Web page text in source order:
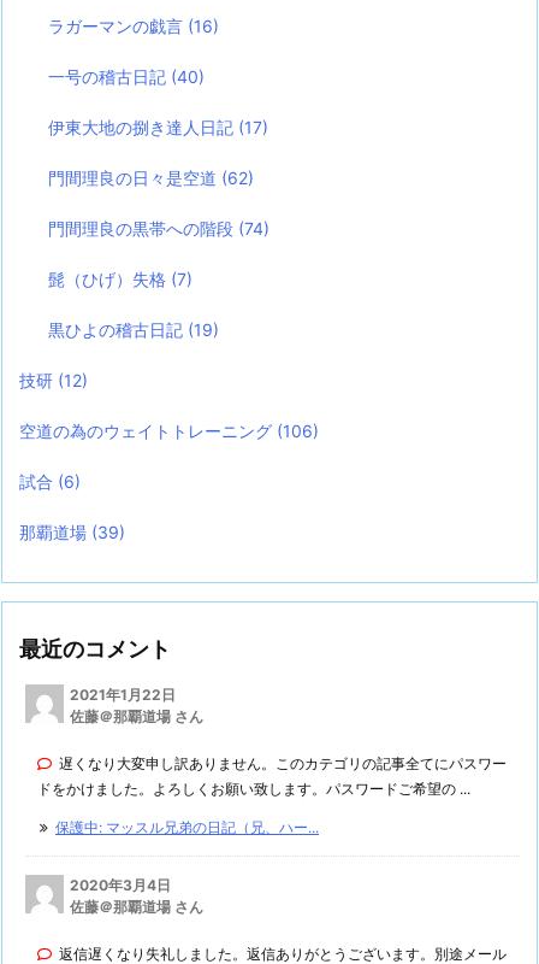
ラガーマンの戯言 (16)
一号の稽古日記 (40)
伊東大地の捌き達人日記 (17)
門間理良の日々是空道 (62)
門間理良の黒帯への階段 (74)
髭（ひげ）失格 (7)
黒ひよの稽古日記 (19)
技研 (12)
空道の為のウェイトトレーニング (106)
試合 (6)
那覇道場 (39)
最近のコメント
2021年1月22日
佐藤＠那覇道場 さん
遅くなり大変申し訳ありません。このカテゴリの記事全てにパスワー
ドをかけました。よろしくお願い致します。パスワードご希望の ...
保護中: マッスル兄弟の日記（兄、ハー...
2020年3月4日
佐藤＠那覇道場 さん
返信遅くなり失礼しました。返信ありがとうございます。別途メール